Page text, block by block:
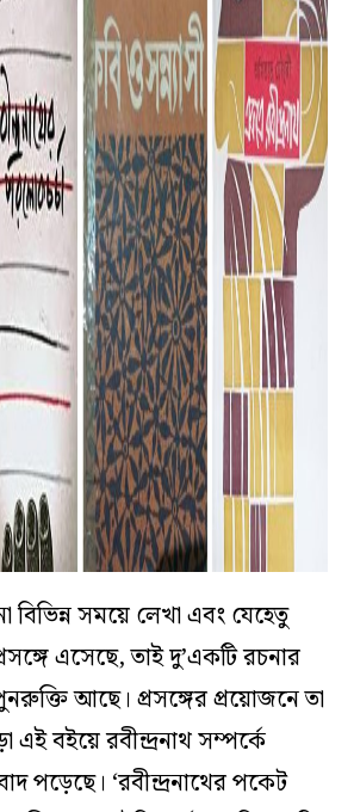
বিভিন্ন সময়ে লেখা এবং যেহেতু
এসেছে, তাই দু’একটি রচনার
আছে। প্রসঙ্গের প্রয়োজনে তা
এই বইয়ে রবীন্দ্রনাথ সম্পর্কে
পড়েছে। ‘রবীন্দ্রনাথের পকেট